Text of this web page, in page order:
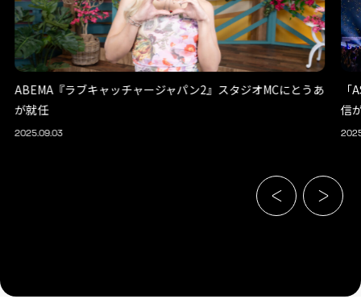
ABEMA『ラブキャッチャージャパン2』スタジオMCにとうあ
が就任
2025.09.03
信